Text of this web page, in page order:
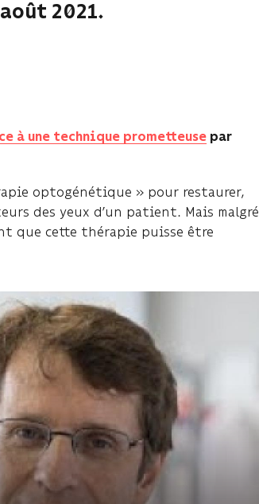
2021.
à une technique prometteuse par
optogénétique » pour restaurer,
des yeux d’un patient. Mais malgré
que cette thérapie puisse être